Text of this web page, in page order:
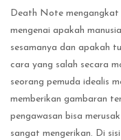
Death Note
mengenai apakah
sesamanya dan apakah
cara yang salah secara
seorang pemuda idealis
memberikan gambaran
pengawasan bisa
sangat mengerikan. Di